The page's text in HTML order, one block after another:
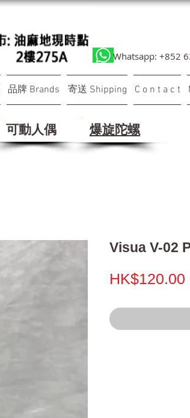
Whatsapp: +852
品牌 Brands 寄送 Shipping C o n t a c t
可動人偶 ​爆旋陀螺
Visua V-02
HK$120.00